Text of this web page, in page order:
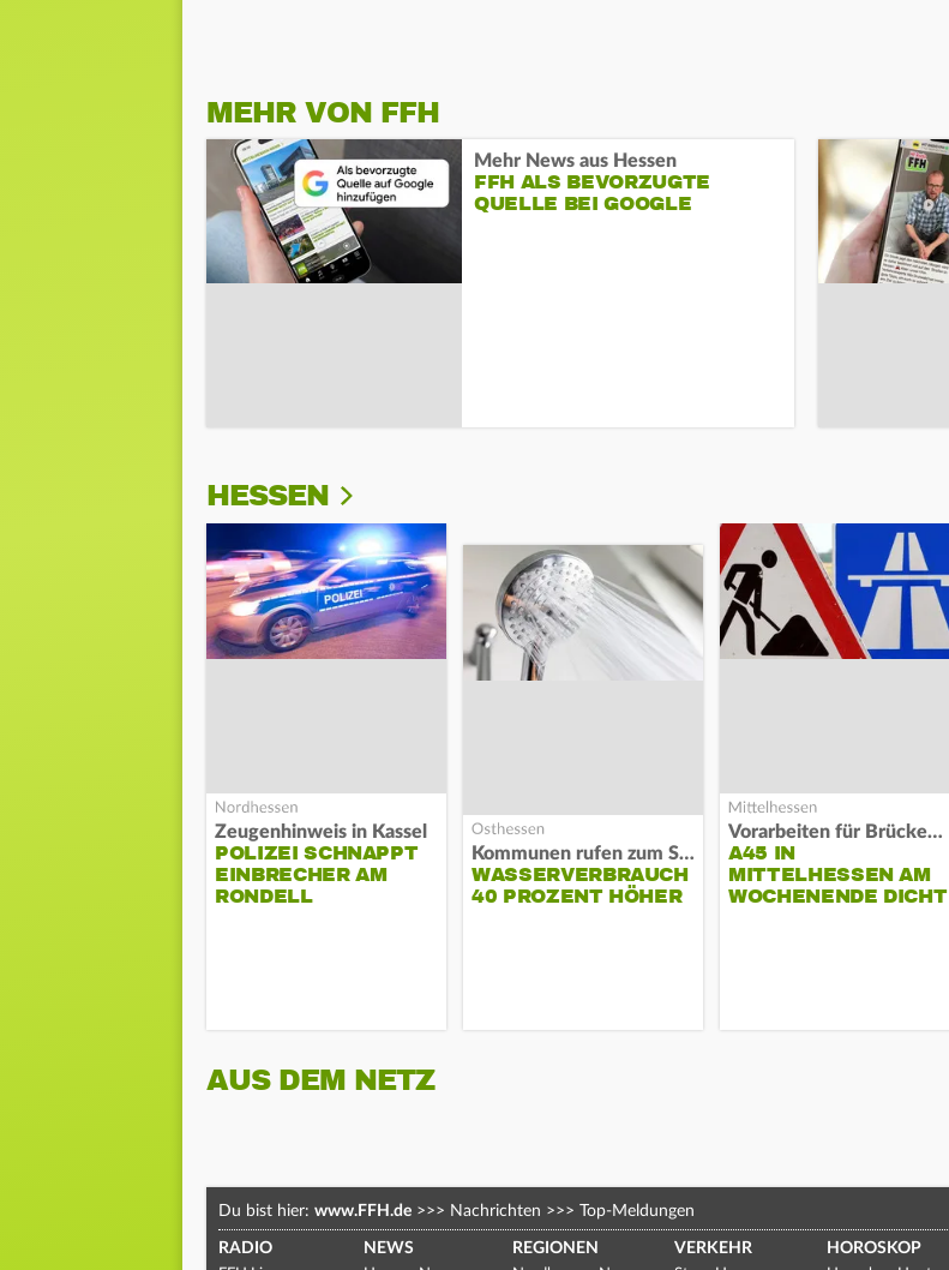
MEHR VON FFH
Mehr News aus Hessen
FFH ALS BEVORZUGTE
QUELLE BEI GOOGLE
HESSEN
Zeugenhinweis in Kassel
POLIZEI SCHNAPPT
EINBRECHER AM
RONDELL
Kommunen rufen zum Sparen auf
WASSERVERBRAUCH
40 PROZENT HÖHER
Vorarbeiten für Brücken-Neubau
A45 IN
MITTELHESSEN AM
WOCHENENDE DICHT
AUS DEM NETZ
Du bist hier: www.FFH.de >>> Nachrichten >>> Top-Meldungen
RADIO NEWS REGIONEN VERKEHR HOROSKOP